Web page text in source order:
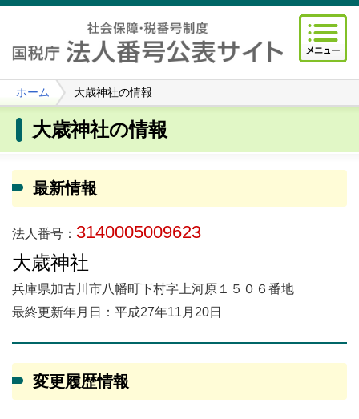
ホーム 大歳神社の情報
大歳神社の情報
最新情報
法人番号： 3140005009623
大歳神社
兵庫県加古川市八幡町下村字上河原１５０６番地
最終更新年月日：平成27年11月20日
変更履歴情報